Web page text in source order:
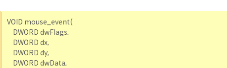
VOID mouse_event(
DWORD dwFlags,
DWORD dx,
DWORD dy,
DWORD dwData,